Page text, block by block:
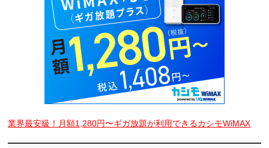
業界最安級！月額1,280円〜ギガ放題が利用できるカシモWiMAX